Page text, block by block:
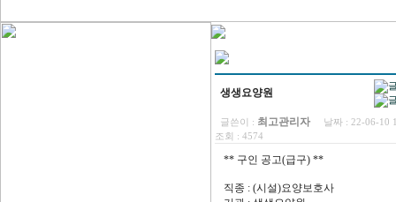
생생요양원
글쓴이 : 최고관리자 날짜 : 22-06-10
조회 : 4574
** 구인 공고(급구) **
직종 : (시설)요양보호사